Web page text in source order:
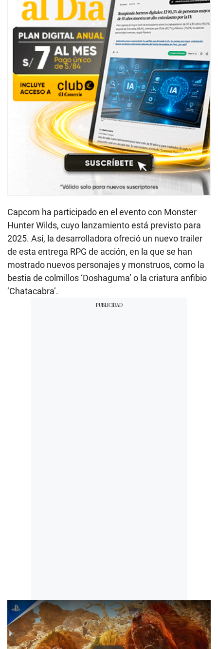
Capcom ha participado en el evento con Monster
Hunter Wilds, cuyo lanzamiento está previsto para
2025. Así, la desarrolladora ofreció un nuevo trailer
de esta entrega RPG de acción, en la que se han
mostrado nuevos personajes y monstruos, como la
bestia de colmillos ‘Doshaguma’ o la criatura anfibio
‘Chatacabra’.